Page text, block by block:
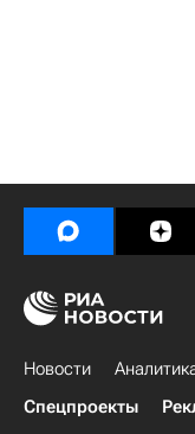
Новости
Спецпроекты